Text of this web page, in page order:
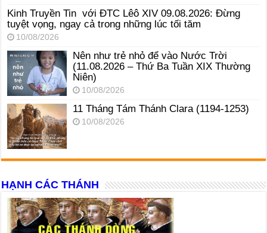
Kinh Truyền Tin với ĐTC Lêô XIV 09.08.2026: Đừng
tuyệt vọng, ngay cả trong những lúc tối tăm
10/08/2026
Nên như trẻ nhỏ để vào Nước Trời
(11.08.2026 – Thứ Ba Tuần XIX Thường
Niên)
10/08/2026
11 Tháng Tám Thánh Clara (1194-1253)
10/08/2026
HẠNH CÁC THÁNH